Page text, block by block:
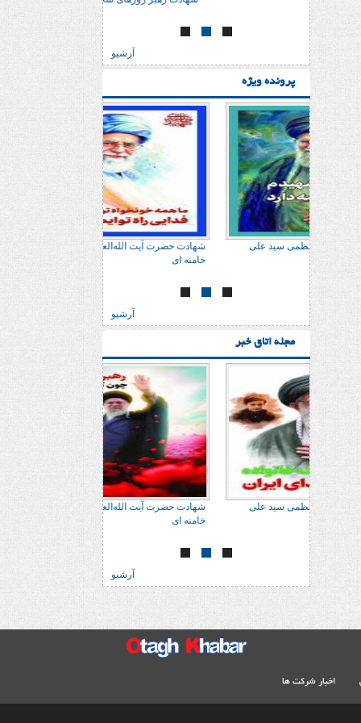
آرشیو
پرونده ویژه
شهادت حضرت آیت الله‌العظمی سید علی
آرشیو
مجله اتاق خبر
شهادت حضرت آیت
خامنه ای
شهادت حضرت آیت الله‌العظمی سید علی
آرشیو
اخبار شرکت ها